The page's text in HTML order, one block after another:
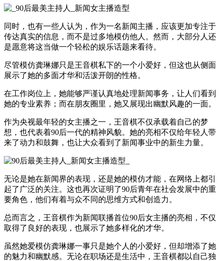
同时，也有一些人认为，作为一名新闻主播，应该更加专注于
传达真实的信息，而不是过多地模仿他人。然而，大部分人还
是愿意将这当做一个轻松的娱乐话题来看待。
尽管模仿龚琳娜只是王音棋私下的一个小爱好，但这也从侧面
展示了她的多面才华和活泼开朗的性格。
在工作岗位上，她能够严谨认真地处理新闻事务，让人们看到
她的专业素养；而在朋友圈里，她又展现出幽默风趣的一面。
作为央视最年轻的女主播之一，王音棋不仅承载着自己的梦
想，也代表着90后一代的精神风貌。她的亮相不仅给年轻人带
来了动力和鼓舞，也让大众看到了新闻事业中的新生力量。
无论是她在新闻界的表现，还是她的模仿才能，在网络上都引
起了广泛的关注。这也再次证明了90后青年在社会发展中的重
要角色，他们有着与众不同的思维方式和创造力。
总而言之，王音棋作为新闻联播首位90后女主播的亮相，不仅
取得了良好的表现，也展示了她多样化的才华。
虽然她爱模仿龚琳娜一事只是她个人的小爱好，但却增添了她
的魅力和幽默感。无论在职场还是生活中，王音棋都以自己独